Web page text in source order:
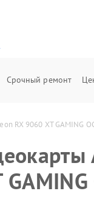
Срочный ремонт
RX 9060 XT GAMING